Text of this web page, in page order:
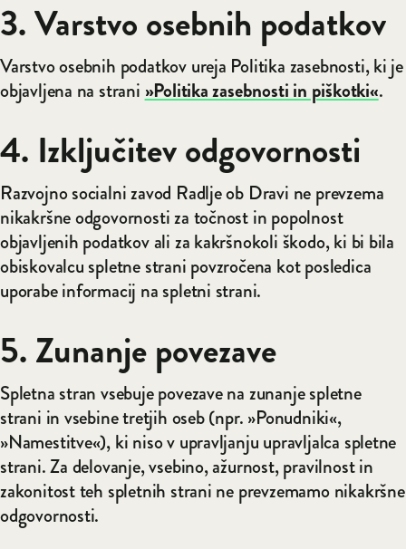
3. Varstvo osebnih podatkov
Varstvo osebnih podatkov ureja Politika zasebnosti, ki je
objavljena na strani »Politika zasebnosti in piškotki«.
4. Izključitev odgovornosti
Razvojno socialni zavod Radlje ob Dravi ne prevzema
nikakršne odgovornosti za točnost in popolnost
objavljenih podatkov ali za kakršnokoli škodo, ki bi bila
obiskovalcu spletne strani povzročena kot posledica
uporabe informacij na spletni strani.
5. Zunanje povezave
Spletna stran vsebuje povezave na zunanje spletne
strani in vsebine tretjih oseb (npr. »Ponudniki«,
»Namestitve«), ki niso v upravljanju upravljalca spletne
strani. Za delovanje, vsebino, ažurnost, pravilnost in
zakonitost teh spletnih strani ne prevzemamo nikakršne
odgovornosti.